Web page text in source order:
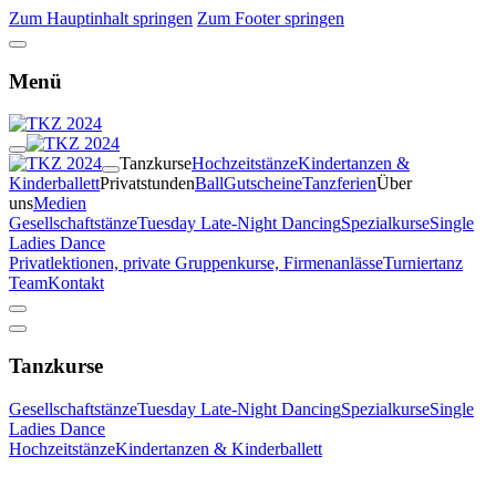
Zum Hauptinhalt springen Zum Footer springen
Menü
TanzkurseHochzeitstänzeKindertanzen &
KinderballettPrivatstundenBallGutscheineTanzferienÜber
unsMedien
GesellschaftstänzeTuesday Late-Night DancingSpezialkurseSingle
Ladies Dance
Privatlektionen, private Gruppenkurse, FirmenanlässeTurniertanz
TeamKontakt
Tanzkurse
GesellschaftstänzeTuesday Late-Night DancingSpezialkurseSingle
Ladies Dance
HochzeitstänzeKindertanzen & Kinderballett